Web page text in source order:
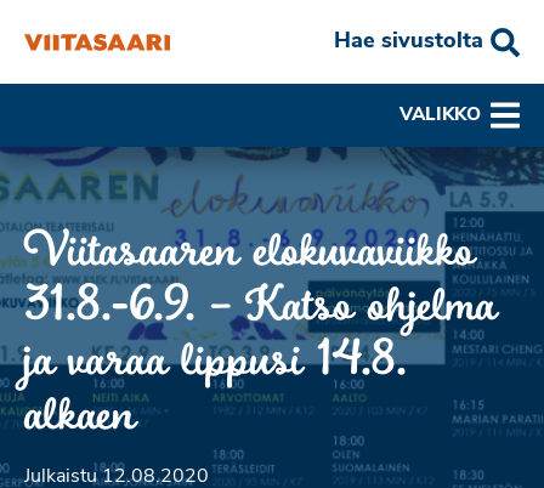
Hae sivustolta
VALIKKO
Viitasaaren elokuvaviikko
31.8.-6.9. – Katso ohjelma
ja varaa lippusi 14.8.
alkaen
Julkaistu 12.08.2020